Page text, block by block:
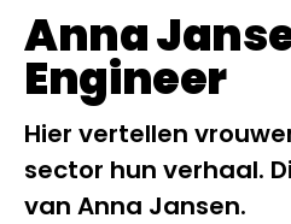
Anna
Engineer
Hier vertellen
sector hun verhaal.
van Anna Jansen.